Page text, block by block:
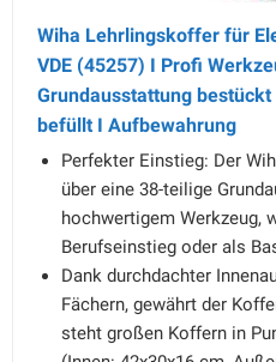
Wiha Lehrlingskoffer für
VDE (45257) I Profi
Grundausstattung
befüllt I Aufbewahrung
Perfekter Einstieg: Der
über eine 38-teilige
hochwertigem Werkzeug,
Berufseinstieg oder als
Dank durchdachter
Fächern, gewährt der
steht großen Koffern in